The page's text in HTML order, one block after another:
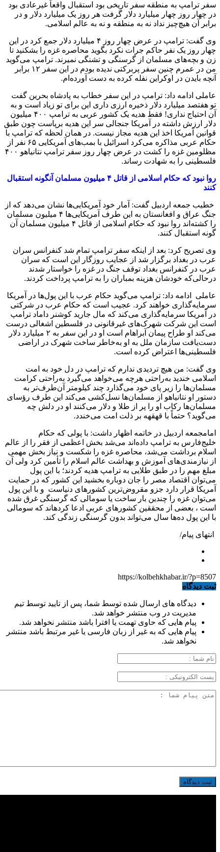
سفر ترامپ به منطقه سفر تاریخی بود استقبال واقعاً غیرعادی بود
در چهار روز چهار میلیارد دلار گرفت هر روز یک میلیارد دلار و در
برابر آن هیچ‌چیز نداد نه به منطقه و نه به عالم اسلامی.
وی گفت: ترامپ در عرض چهار روز ۴ میلیارد دلار جمع کرد در این
چهار روز یک نفر حاکم جرات نکرد بگوید محاصره غزه را بشکنید تا
زن و بچه‌های مسلمان از گرسنگی و تشنگی نمیرند. ترامپ می‌گوید
من در عمرم چنین سفر پربرکتی ندیده بودم در این سفر ۱۲ برابر
آنچه بایدن در اوکراین نفله کرده به دست آورده‌ام.
عاملی ادامه داد: ترامپ در این سفر خطاب به پادشاه بحرین گفت
تو هفتصد میلیارد دلار ذخیره ارزی داری این برای تو زیاد است و به
آن احتیاج نداری! فقط هدیه یک کشور عربی به ترامپ ۴۰۰ میلیون
دلار ارزش داشته در آمریکا جنجالی سر این هدیه برپاست چون طبق
قوانین آمریکا اخذ این هدیه مجاز نیست. در همان لحظه که ترامپ با
حکام عربی مذاکره می‌کرد اسرائیل با بمب‌های آمریکایی ۶۵ نفر از
مظلومین غزه را کشت در عرض چهار روز سفر ترامپ نتانیاهو ۴۰۰
فلسطینی را به شهادت رساند.
روا نبود که حکام اسلامی از قاتل ۴ میلیون مسلمان آن‎گونه استقبال
کنند
خطیب جمعه اردبیل گفت: آمار خود آمریکایی‌ها نشان می‌دهد که از
جنگ عراق و افغانستان به این طرف آمریکایی‌ها ۴ میلیون مسلمان
را کشته‌اند روا نبود که حکام اسلامی از قاتل ۴ میلیون مسلمان آن
گونه استقبال کنند.
وی تصریح کرد: بعد از اینکه سفر ترامپ تمام شد کنفرانس سران
عرب در بغداد برگزار شد از عجایب روزگار این است که سران
عرب در کنفرانس بغداد توقف جنگ در غزه را خواستار شدند
درحالی‌که خودشان هزینه بمباران را به ترامپ پرداخت کردند.
عاملی ادامه داد: ترامپ می‌گوید حکام عرب با این پول‌ها در آمریکا
سرمایه‌گذاری خواهند کرد. عجیب است که حکام عرب در شرکتی
در آمریکا سرمایه‌گذاری می‌کند که مال جارید کوشنر داماد ترامپ
است این شرکت شهرک‌های غیرقانونی در فلسطین اشغالی درست
می‌کند او طراح پیمان آبراهام است او در این سفر به ۲ میلیارد دلار
دست‌یافت سازمان ملل به او به‌خاطر ساخت شهرک در اراضی
فلسطینی‌ها اعتراض کرده است.
وی گفت: من هیچ تردیدی ندارم که ترامپ در دل خود به امت
اسلامی خندید به‌راحتی هرچه می‌خواهد می‌گیرد به‌راحتی کرامت
مسلمان‌ها را زیر پای خود می‌گذارد چند کیلومتر آن‌طرف‌تر به
دستور او نتانیاهو از مسلمان‌ها نسل‌کشی می‌کند این طرف رؤسای
مسلمان‌ها رکاب او را پر از طلا و دلار می‌کنند او در دلش چه
می‌گوید؟ حتماً با قهقهه بر ذلت امت می‌خندد.
امام‎جمعه اردبیل در خاتمه اظهار داشت: با پولی که حکام
خلیج‌فارس به ترامپ داده‌اند می‌شد بخش اعظمی از فقر را از عالم
اسلام برداشت می‌شد، محاصره غزه را شکست و نیاز بخش مهمی
از نیازمندی‌های آموزش و بهداشت عالم اسلام را تأمین کرد ولی آن
مبلغ مهم را در طبق طلایی به ترامپ هدیه کردند؛ با این پول
می‌توان اقتصاد مصر را جان دوباره بخشید این کشور که در حمایت
آمریکا قرار دارد جزو مقروض‌ترین کشورهای دنیاست و با این پول
می‌توان غزه را چندین بار ساخت یا سومالی که گرسنگی غرق شده
است ، بعضی از محققین کشورهای عربی ادعا کرده‎اند که سومالی
با این پول ده‌ها سال می‌تواند بدون گرسنگی زندگی کند.
انتهای پیام/
https://kolbehkhabar.ir/?p=8507
ثبت دیدگاه
دیدگاه های ارسال شده توسط شما، پس از تایید توسط تیم
مدیریت در وب منتشر خواهد شد.
پیام هایی که حاوی تهمت یا افترا باشد منتشر نخواهد شد.
پیام هایی که به غیر از زبان فارسی یا غیر مرتبط باشد منتشر
نخواهد شد.